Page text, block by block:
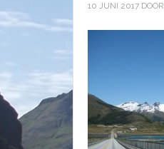
10 JUNI 2017 DOOR